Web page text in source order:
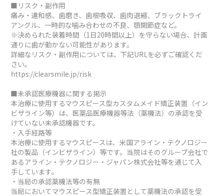
■リスク・副作用
痛み・違和感、歯磨き、歯根吸収、歯肉退縮、ブラックトライ
アングル、一時的な噛み合わせの不良、顎関節症など。
※決められた装着時間（1日20時間以上）を守らない場合、計画
通りに歯が動かない可能性があります。
詳細なリスク・副作用については、下記URLを必ずご確認くだ
さい。
https://clearsmile.jp/risk
■未承認医療機器に関する掲示
本治療に使用するマウスピース型カスタムメイド矯正装置（イン
ビザライン等）は、医薬品医療機器等法（薬機法）の承認を受
けていない未承認機器です。
・入手経路等
本治療に使用するマウスピースは、米国アライン・テクノロジー
社の製品（インビザライン）等です。当院はそのグループ会社で
あるアライン・テクノロジー・ジャパン株式会社等を通じて入
手しています。
・当局の承認薬機法等の有無
当局においてマウスピース型矯正装置として薬機法の承認を受